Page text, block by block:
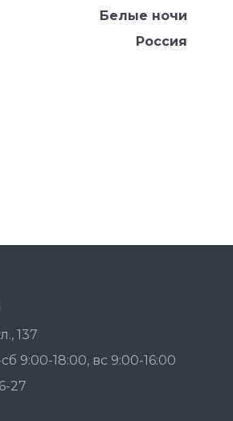
Белые ночи
Россия
137
9:00-18:00, вс 9:00-16:00
27